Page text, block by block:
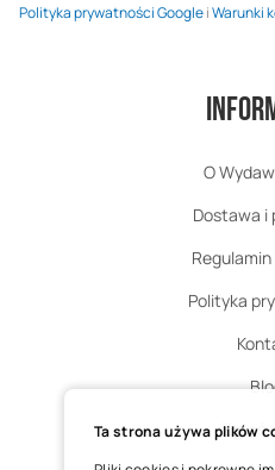
Polityka prywatności GoogleiWarunki
O
Dostawa i
Polityka
Zgłoś
Ta strona używa plików